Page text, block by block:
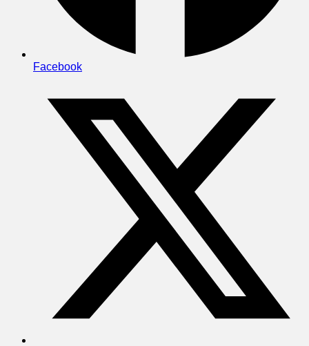
Facebook